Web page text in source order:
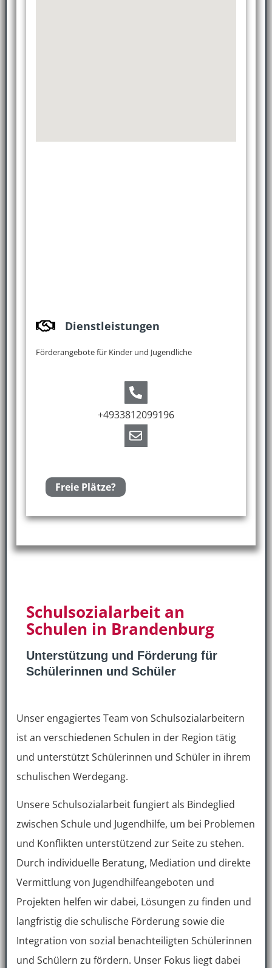
Dienstleistungen
Förderangebote für Kinder und Jugendliche
+4933812099196
Freie Plätze?
Schulsozialarbeit an
Schulen in Brandenburg
Unterstützung und Förderung für
Schülerinnen und Schüler
Unser engagiertes Team von Schulsozialarbeitern
ist an verschiedenen Schulen in der Region tätig
und unterstützt Schülerinnen und Schüler in ihrem
schulischen Werdegang.
Unsere Schulsozialarbeit fungiert als Bindeglied
zwischen Schule und Jugendhilfe, um bei Problemen
und Konflikten unterstützend zur Seite zu stehen.
Durch individuelle Beratung, Mediation und direkte
Vermittlung von Jugendhilfeangeboten und
Projekten helfen wir dabei, Lösungen zu finden und
langfristig die schulische Förderung sowie die
Integration von sozial benachteiligten Schülerinnen
und Schülern zu fördern. Unser Fokus liegt dabei